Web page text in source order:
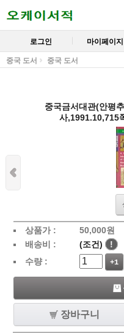
로그인 마이페이지
중국 도서 중국 도서
중국금서대관(안평
사,1991.10,715
상품가 : 50,000원
배송비 :
(조건)
!
수량 :
+1
장바구니